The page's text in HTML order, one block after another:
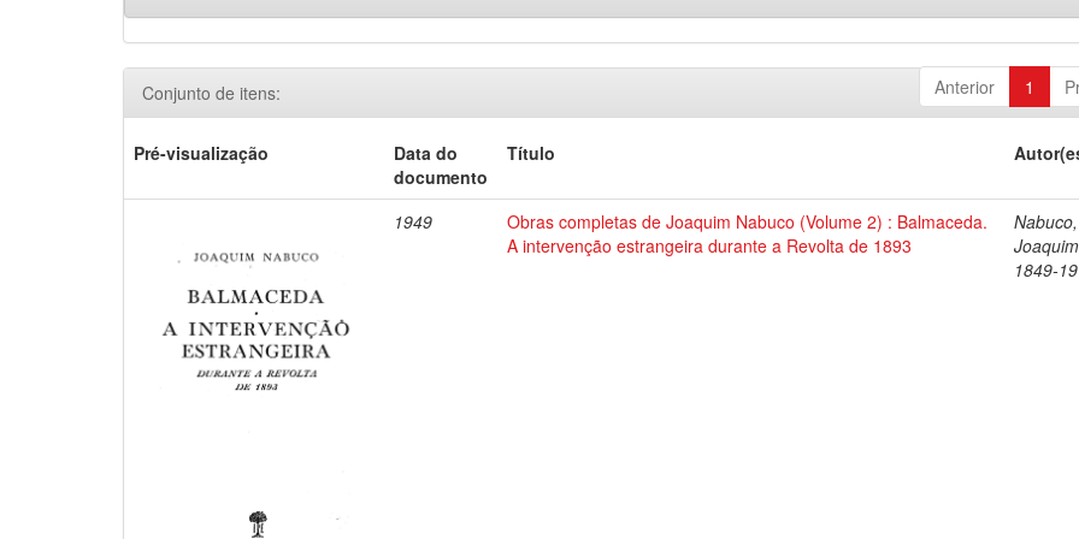
Anterior 1
Conjunto de itens:
Pré-visualização
Data do
documento
Título
1949
Obras completas de Joaquim Nabuco (Volume 2) : Balmaceda.
A intervenção estrangeira durante a Revolta de 1893
Nabuco,
1849-